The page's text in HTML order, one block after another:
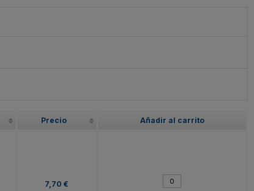
Precio Añadir al carrito
7,70 €